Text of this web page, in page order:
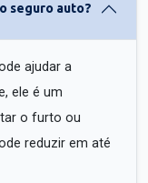
seguro auto?
ajudar a
ele é um
o furto ou
reduzir em até